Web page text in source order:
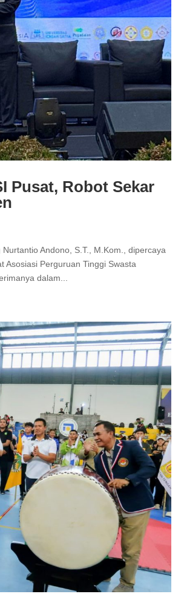
Pusat, Robot Sekar
Andono, S.T., M.Kom., dipercaya
Asosiasi Perguruan Tinggi Swasta
dalam...